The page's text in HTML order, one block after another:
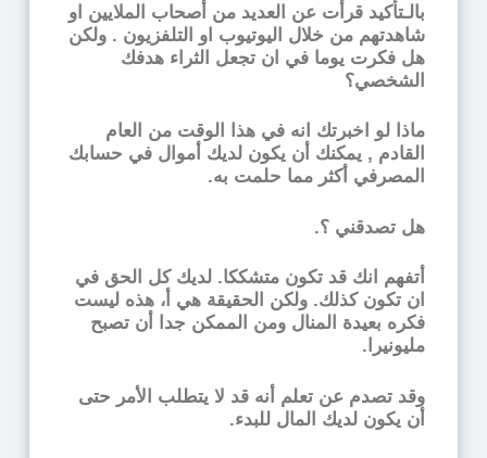
بالـتأكيد قرأت عن العديد من أصحاب الملايين او
شاهدتهم من خلال اليوتيوب او التلفزيون . ولكن
هل فكرت يوما في ان تجعل الثراء هدفك
الشخصي؟
ماذا لو اخبرتك انه في هذا الوقت من العام
القادم , يمكنك أن يكون لديك أموال في حسابك
المصرفي أكثر مما حلمت به.
هل تصدقني ؟.
أتفهم انك قد تكون متشككا. لديك كل الحق في
ان تكون كذلك. ولكن الحقيقة هي أ، هذه ليست
فكره بعيدة المنال ومن الممكن جدا أن تصبح
مليونيرا.
وقد تصدم عن تعلم أنه قد لا يتطلب الأمر حتى
أن يكون لديك المال للبدء.